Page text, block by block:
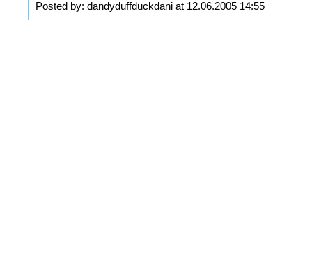
Posted by: dandyduffduckdani at 12.06.2005 14:55